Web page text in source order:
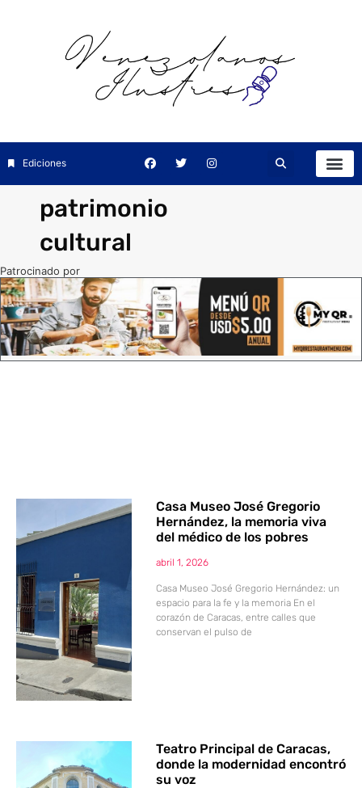
Ediciones
patrimonio
cultural
Patrocinado por
Casa Museo José Gregorio
Hernández, la memoria viva
del médico de los pobres
abril 1, 2026
Casa Museo José Gregorio Hernández: un
espacio para la fe y la memoria En el
corazón de Caracas, entre calles que
conservan el pulso de
Teatro Principal de Caracas,
donde la modernidad encontró
su voz